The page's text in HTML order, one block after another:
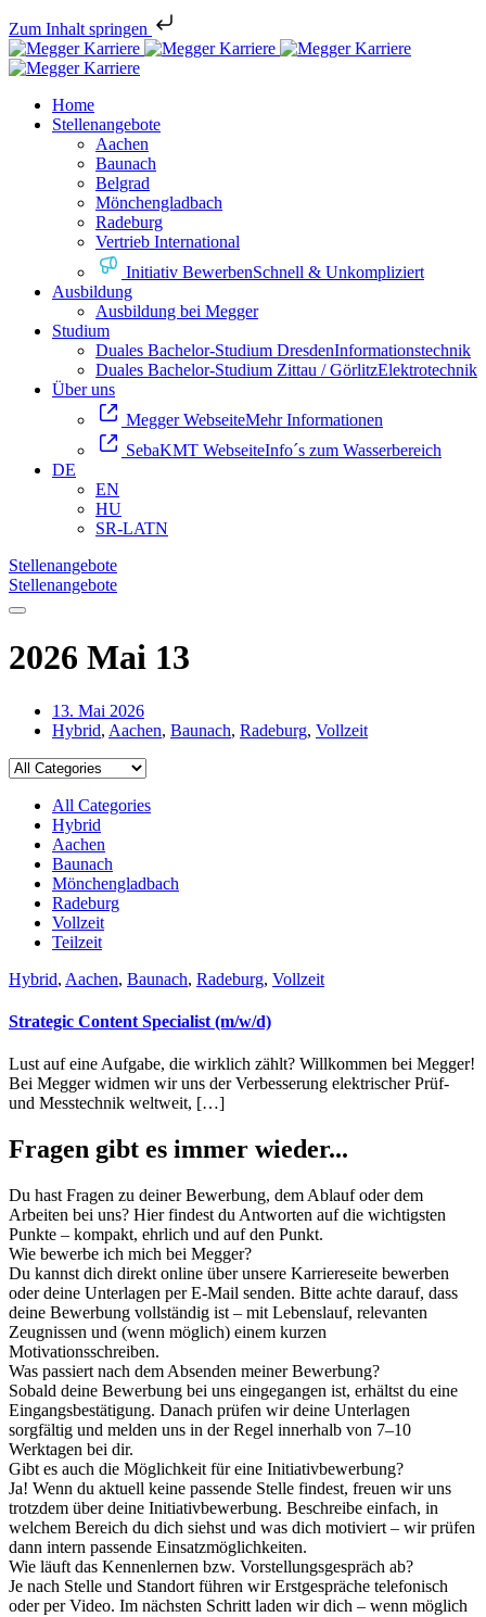
Zum Inhalt springen
Home
Stellenangebote
Aachen
Baunach
Belgrad
Mönchengladbach
Radeburg
Vertrieb International
Initiativ BewerbenSchnell & Unkompliziert
Ausbildung
Ausbildung bei Megger
Studium
Duales Bachelor-Studium DresdenInformationstechnik
Duales Bachelor-Studium Zittau / GörlitzElektrotechnik
Über uns
Megger WebseiteMehr Informationen
SebaKMT WebseiteInfo´s zum Wasserbereich
DE
EN
HU
SR-LATN
Stellenangebote
Stellenangebote
2026 Mai 13
13. Mai 2026
Hybrid, Aachen, Baunach, Radeburg, Vollzeit
All Categories
Hybrid
Aachen
Baunach
Mönchengladbach
Radeburg
Vollzeit
Teilzeit
Hybrid, Aachen, Baunach, Radeburg, Vollzeit
Strategic Content Specialist (m/w/d)
Lust auf eine Aufgabe, die wirklich zählt? Willkommen bei Megger!
Bei Megger widmen wir uns der Verbesserung elektrischer Prüf-
und Messtechnik weltweit, […]
Fragen gibt es immer wieder...
Du hast Fragen zu deiner Bewerbung, dem Ablauf oder dem
Arbeiten bei uns? Hier findest du Antworten auf die wichtigsten
Punkte – kompakt, ehrlich und auf den Punkt.
Wie bewerbe ich mich bei Megger?
Du kannst dich direkt online über unsere Karriereseite bewerben
oder deine Unterlagen per E-Mail senden. Bitte achte darauf, dass
deine Bewerbung vollständig ist – mit Lebenslauf, relevanten
Zeugnissen und (wenn möglich) einem kurzen
Motivationsschreiben.
Was passiert nach dem Absenden meiner Bewerbung?
Sobald deine Bewerbung bei uns eingegangen ist, erhältst du eine
Eingangsbestätigung. Danach prüfen wir deine Unterlagen
sorgfältig und melden uns in der Regel innerhalb von 7–10
Werktagen bei dir.
Gibt es auch die Möglichkeit für eine Initiativbewerbung?
Ja! Wenn du aktuell keine passende Stelle findest, freuen wir uns
trotzdem über deine Initiativbewerbung. Beschreibe einfach, in
welchem Bereich du dich siehst und was dich motiviert – wir prüfen
dann intern passende Einsatzmöglichkeiten.
Wie läuft das Kennenlernen bzw. Vorstellungsgespräch ab?
Je nach Stelle und Standort führen wir Erstgespräche telefonisch
oder per Video. Im nächsten Schritt laden wir dich – wenn möglich